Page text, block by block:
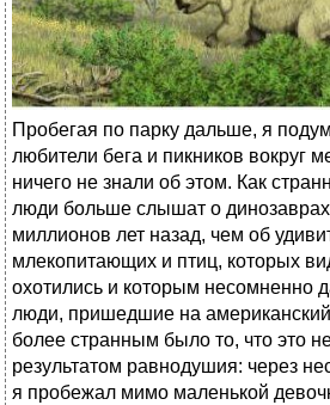
Пробегая по парку дальше, я
любители бега и пикников вокруг
ничего не знали об этом. Как
люди больше слышат о
миллионов лет назад, чем об
млекопитающих и птиц, которых
охотились и которым несомненно
люди, пришедшие на
более странным было то, что это
результатом равнодушия: через
я пробежал мимо маленькой